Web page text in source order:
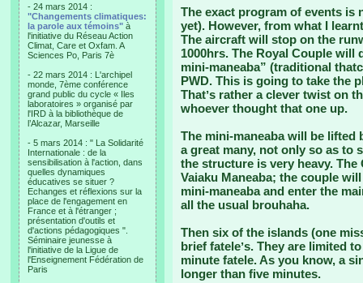
- 24 mars 2014 :
"Changements climatiques:
la parole aux témoins" à
l'initiative du Réseau Action
Climat, Care et Oxfam. A
Sciences Po, Paris 7è
- 22 mars 2014 : L'archipel
monde, 7ème conférence
grand public du cycle « Iles
laboratoires » organisé par
l'IRD à la bibliothèque de
l’Alcazar, Marseille
- 5 mars 2014 : " La Solidarité
Internationale : de la
sensibilisation à l'action, dans
quelles dynamiques
éducatives se situer ?
Echanges et réflexions sur la
place de l'engagement en
France et à l'étranger ;
présentation d'outils et
d'actions pédagogiques ".
Séminaire jeunesse à
l'initiative de la Ligue de
l'Enseignement Fédération de
Paris
The exact program of events is
yet). However, from what I
The aircraft will stop on the
1000hrs. The Royal Couple will
mini-maneaba” (traditional
PWD. This is going to take the
Thatʼs rather a clever twist on
whoever thought that one up.
The mini-maneaba will be lifted
a great many, not only so as to
the structure is very heavy.
Vaiaku Maneaba; the couple
mini-maneaba and enter the
all the usual brouhaha.
Then six of the islands (one
brief fateleʼs. They are limited
minute fatele. As you know, a
longer than five minutes.